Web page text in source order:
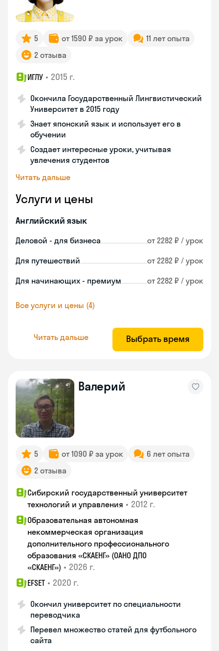
5 от 1590 ₽ за урок
11 лет опыта
2 отзыва
ИГЛУ • 2015 г.
Окончила Государственный Лингвистический
Университет в 2015 году
Знает японский язык и использует его в
обучении
Создает интересные уроки, учитывая
увлечения студентов
Читать дальше
Услуги и цены
Английский язык
Деловой - для бизнеса от 2282 ₽ / урок
Для путешествий от 2282 ₽ / урок
Для начинающих - премиум от 2282 ₽ / урок
Все услуги и цены (4)
Читать дальше Выбрать время
Валерий
5 от 1090 ₽ за урок
6 лет опыта
2 отзыва
Сибирский государственный университет
технологий и управления • 2012 г.
Образовательная автономная
некоммерческая организация
дополнительного профессионального
образования «СКАЕНГ» (ОАНО ДПО
«СКАЕНГ») • 2026 г.
EFSET • 2020 г.
Окончил университет по специальности
переводчика
Перевел множество статей для футбольного
сайта